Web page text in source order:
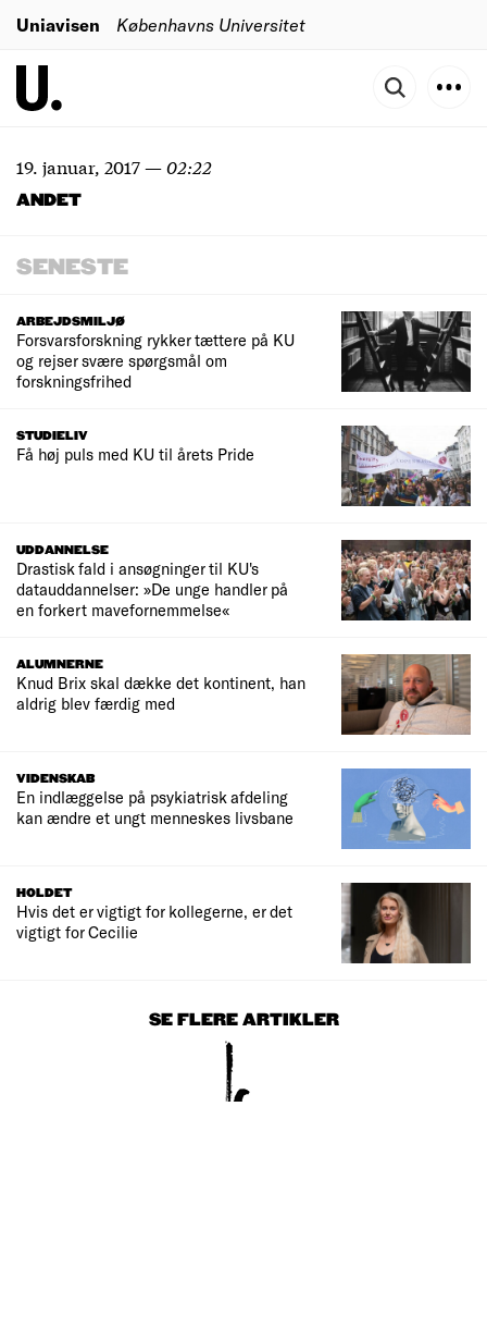
Uniavisen Københavns Universitet
19. januar, 2017—02:22
ANDET
SENESTE
ARBEJDSMILJØ
Forsvarsforskning rykker tættere på KU
og rejser svære spørgsmål om
forskningsfrihed
STUDIELIV
Få høj puls med KU til årets Pride
UDDANNELSE
Drastisk fald i ansøgninger til KU's
datauddannelser: »De unge handler på
en forkert mavefornemmelse«
ALUMNERNE
Knud Brix skal dække det kontinent, han
aldrig blev færdig med
VIDENSKAB
En indlæggelse på psykiatrisk afdeling
kan ændre et ungt menneskes livsbane
HOLDET
Hvis det er vigtigt for kollegerne, er det
vigtigt for Cecilie
SE FLERE ARTIKLER